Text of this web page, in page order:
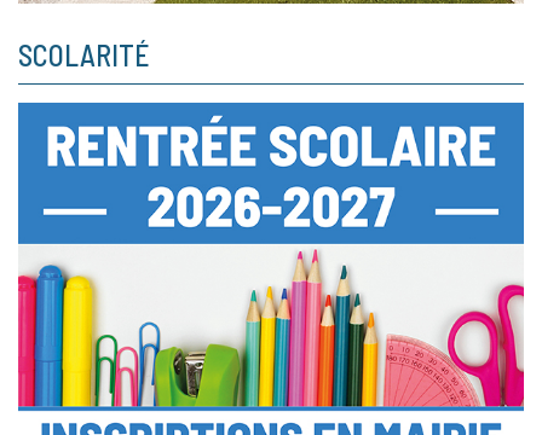
SCOLARITÉ